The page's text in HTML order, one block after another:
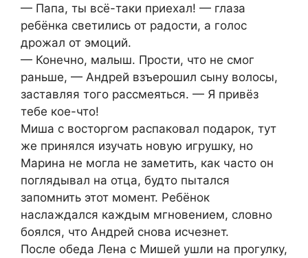
— Папа, ты всё-таки приехал! — глаза
ребёнка светились от радости, а голос
дрожал от эмоций.
— Конечно, малыш. Прости, что не смог
раньше, — Андрей взъерошил сыну волосы,
заставляя того рассмеяться. — Я привёз
тебе кое-что!
Миша с восторгом распаковал подарок, тут
же принялся изучать новую игрушку, но
Марина не могла не заметить, как часто он
поглядывал на отца, будто пытался
запомнить этот момент. Ребёнок
наслаждался каждым мгновением, словно
боялся, что Андрей снова исчезнет.
После обеда Лена с Мишей ушли на прогулку,